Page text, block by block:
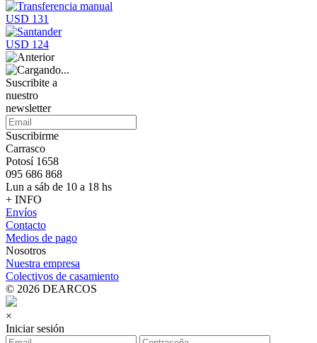
USD 131
USD 124
Suscribite a
nuestro
newsletter
Suscribirme
Carrasco
Potosí 1658
095 686 868
Lun a sáb de 10 a 18 hs
+ INFO
Envíos
Contacto
Medios de pago
Nosotros
Nuestra empresa
Colectivos de casamiento
© 2026 DEARCOS
×
Iniciar sesión